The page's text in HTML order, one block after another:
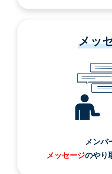
メッ
メンバ
メッセージのやり